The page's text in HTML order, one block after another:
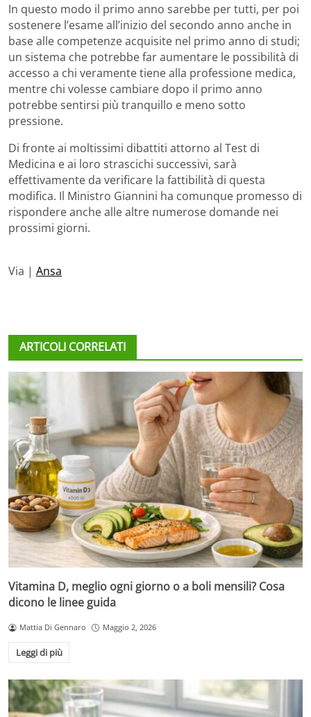
In questo modo il primo anno sarebbe per tutti, per poi
sostenere l’esame all’inizio del secondo anno anche in
base alle competenze acquisite nel primo anno di studi;
un sistema che potrebbe far aumentare le possibilità di
accesso a chi veramente tiene alla professione medica,
mentre chi volesse cambiare dopo il primo anno
potrebbe sentirsi più tranquillo e meno sotto
pressione.
Di fronte ai moltissimi dibattiti attorno al Test di
Medicina e ai loro strascichi successivi, sarà
effettivamente da verificare la fattibilità di questa
modifica. Il Ministro Giannini ha comunque promesso di
rispondere anche alle altre numerose domande nei
prossimi giorni.
Via | Ansa
ARTICOLI CORRELATI
Vitamina D, meglio ogni giorno o a boli mensili? Cosa
dicono le linee guida
Mattia Di Gennaro Maggio 2, 2026
Leggi di più